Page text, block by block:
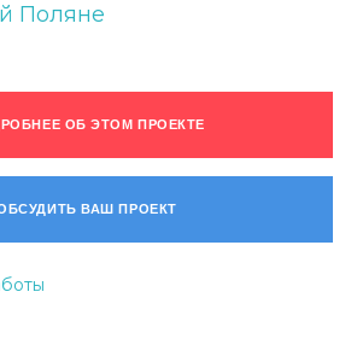
Поляне
ОБ ЭТОМ ПРОЕКТЕ
ВАШ ПРОЕКТ